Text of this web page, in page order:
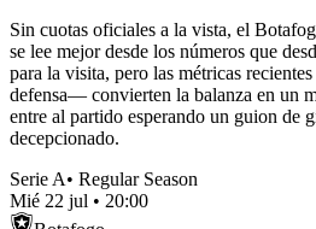
Sin cuotas oficiales a la vista, el
se lee mejor desde los números que
para la visita, pero las métricas
defensa— convierten la balanza en un
entre al partido esperando un guion de
decepcionado.
Serie A• Regular Season
Mié 22 jul • 20:00